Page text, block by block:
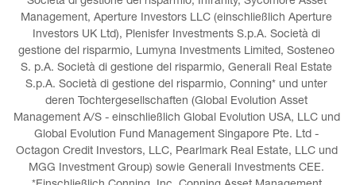
Management, Aperture Investors LLC (einschließlich Aperture
Investors UK Ltd), Plenisfer Investments S.p.A. Società di
gestione del risparmio, Lumyna Investments Limited, Sosteneo
S. p.A. Società di gestione del risparmio, Generali Real Estate
S.p.A. Società di gestione del risparmio, Conning* und unter
deren Tochtergesellschaften (Global Evolution Asset
Management A/S - einschließlich Global Evolution USA, LLC und
Global Evolution Fund Management Singapore Pte. Ltd -
Octagon Credit Investors, LLC, Pearlmark Real Estate, LLC und
MGG Investment Group) sowie Generali Investments CEE.